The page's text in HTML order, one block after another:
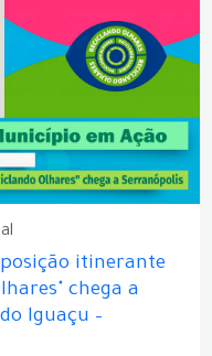
itinerante
chega a
Iguaçu –